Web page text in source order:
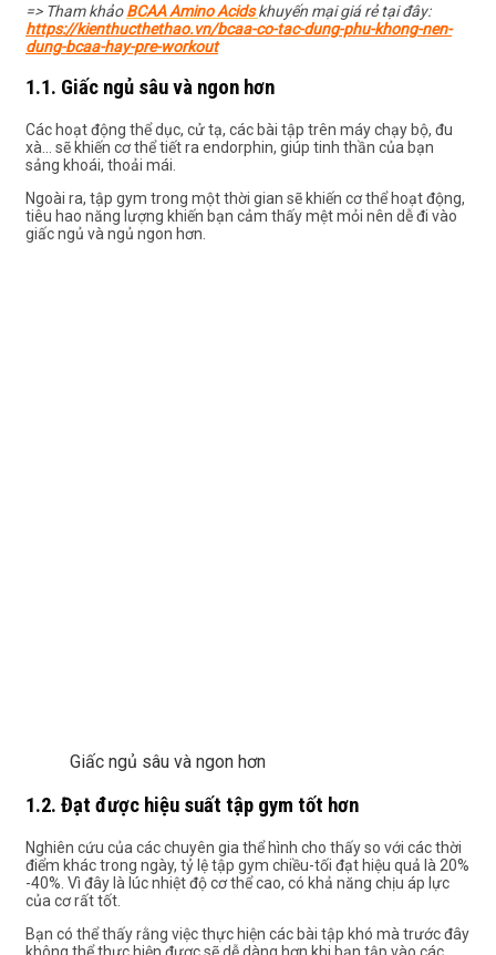
=> Tham khảoBCAA Amino Acidskhuyến mại giá rẻ tại đây:
https://kienthucthethao.vn/bcaa-co-tac-dung-phu-khong-nen-
dung-bcaa-hay-pre-workout
1.1. Giấc ngủ sâu và ngon hơn
Các hoạt động thể dục, cử tạ, các bài tập trên máy chạy bộ, đu
xà… sẽ khiến cơ thể tiết ra endorphin, giúp tinh thần của bạn
sảng khoái, thoải mái.
Ngoài ra, tập gym trong một thời gian sẽ khiến cơ thể hoạt động,
tiêu hao năng lượng khiến bạn cảm thấy mệt mỏi nên dễ đi vào
giấc ngủ và ngủ ngon hơn.
Giấc ngủ sâu và ngon hơn
1.2. Đạt được hiệu suất tập gym tốt hơn
Nghiên cứu của các chuyên gia thể hình cho thấy so với các thời
điểm khác trong ngày, tỷ lệ tập gym chiều-tối đạt hiệu quả là 20%
-40%. Vì đây là lúc nhiệt độ cơ thể cao, có khả năng chịu áp lực
của cơ rất tốt.
Bạn có thể thấy rằng việc thực hiện các bài tập khó mà trước đây
không thể thực hiện được sẽ dễ dàng hơn khi bạn tập vào các